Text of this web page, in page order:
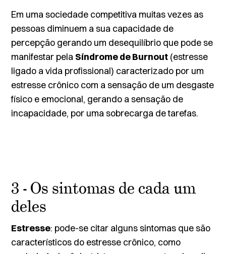
Em uma sociedade competitiva muitas vezes as
pessoas diminuem a sua capacidade de
percepção gerando um desequilíbrio que pode se
manifestar pela Síndrome de Burnout (estresse
ligado a vida profissional) caracterizado por um
estresse crônico com a sensação de um desgaste
físico e emocional, gerando a sensação de
incapacidade, por uma sobrecarga de tarefas.
3 - Os sintomas de cada um
deles
Estresse: pode-se citar alguns sintomas que são
característicos do estresse crônico, como